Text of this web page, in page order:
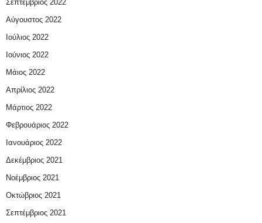
Σεπτέμβριος 2022
Αύγουστος 2022
Ιούλιος 2022
Ιούνιος 2022
Μάιος 2022
Απρίλιος 2022
Μάρτιος 2022
Φεβρουάριος 2022
Ιανουάριος 2022
Δεκέμβριος 2021
Νοέμβριος 2021
Οκτώβριος 2021
Σεπτέμβριος 2021